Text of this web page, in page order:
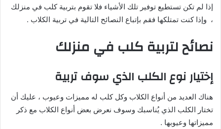
إذا لم تكن تستطيع توفير تلك الأشياء فلا تقوم بتربية كلب في منزلك
، وإذا كنت تمتلكها فقم بإتباع النصائح التالية في تربية الكلاب .
نصائح لتربية كلب في منزلك
إختيار نوع الكلب الذي سوف تربية
هناك العديد من أنواع الكلاب وكل كلب له مميزات وعيوب ، عليك أن
تختار الكلب الذي يُناسبك وسوف نعرض بعض أنواع الكلاب مع ذكر
مميزاتها وعيوبها .